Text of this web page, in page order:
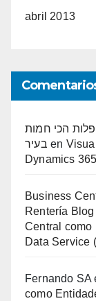
abril 2013
הכי חמות
בעיר en
Dynamics 365
Business
Rentería Blog
Central como
Data Service
Fernando SA
como